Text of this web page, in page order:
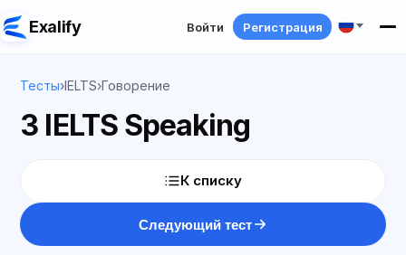
Exalify Войти Регистрация
Тесты›IELTS›Говорение
3 IELTS Speaking
К списку
Следующий тест